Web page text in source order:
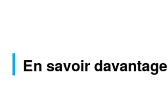
En savoir davantage